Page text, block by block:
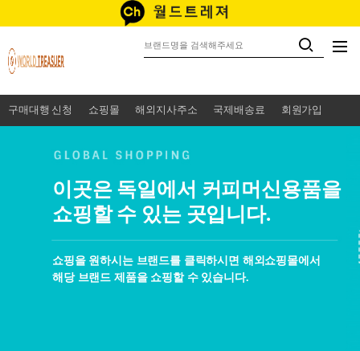
구매대행 신청 쇼핑몰 해외지사주소 국제배송료 회원가입
이곳은 독일에서 커피머신용품을
쇼핑할 수 있는 곳입니다.
쇼핑을 원하시는 브랜드를 클릭하시면 해외쇼핑몰에서
해당 브랜드 제품을 쇼핑할 수 있습니다.